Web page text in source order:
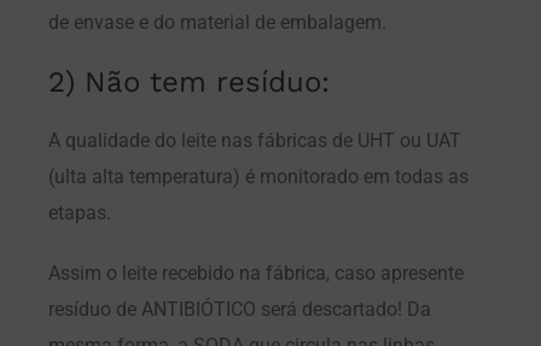
de envase e do material de embalagem.
2) Não tem resíduo:
A qualidade do leite nas fábricas de UHT ou UAT
(ulta alta temperatura) é monitorado em todas as
etapas.
Assim o leite recebido na fábrica, caso apresente
resíduo de ANTIBIÓTICO será descartado! Da